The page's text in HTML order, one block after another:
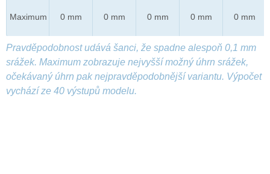
Maximum 0 mm 0 mm 0 mm 0 mm 0 mm
Pravděpodobnost udává šanci, že spadne alespoň 0,1 mm
srážek. Maximum zobrazuje nejvyšší možný úhrn srážek,
očekávaný úhrn pak nejpravděpodobnější variantu. Výpočet
vychází ze 40 výstupů modelu.